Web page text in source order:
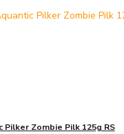
Pilker Zombie Pilk 125g RS